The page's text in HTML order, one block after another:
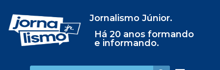
Jornalismo Júnior.
Há 20 anos formando
e informando.